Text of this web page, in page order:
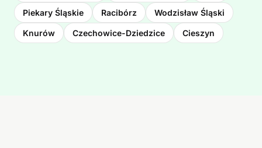
Piekary Śląskie Racibórz Wodzisław Śląski
Knurów Czechowice-Dziedzice Cieszyn